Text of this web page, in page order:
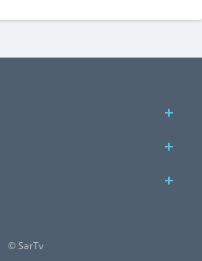
© SarTv